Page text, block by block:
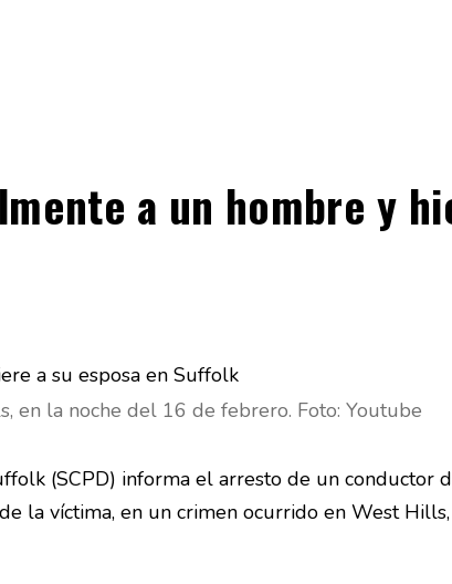
a un hombre y
en la noche del 16 de febrero. Foto: Youtube
(SCPD) informa el arresto de un conductor
la víctima, en un crimen ocurrido en West